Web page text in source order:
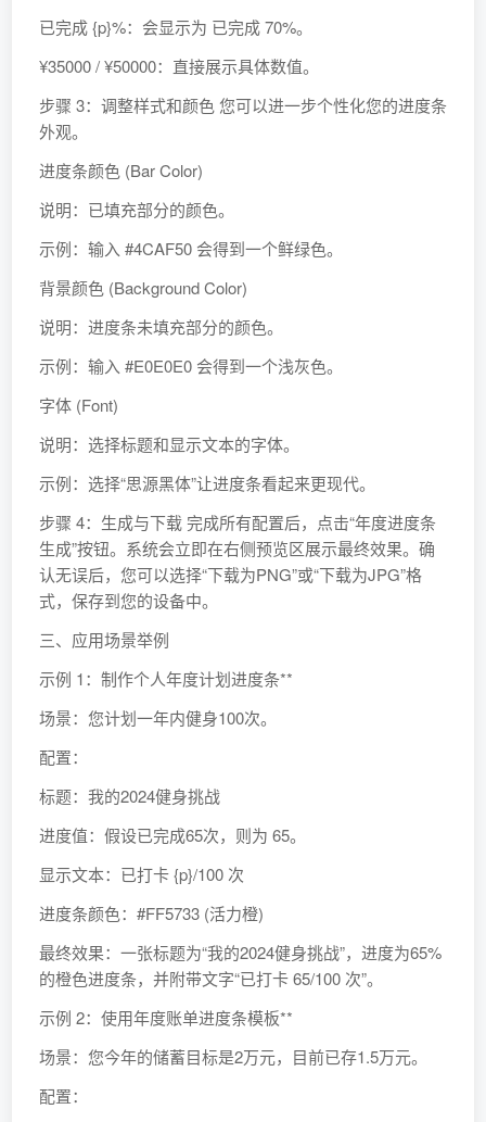
已完成 {p}%：会显示为 已完成 70%。
¥35000 / ¥50000：直接展示具体数值。
步骤 3：调整样式和颜色 您可以进一步个性化您的进度条
外观。
进度条颜色 (Bar Color)
说明：已填充部分的颜色。
示例：输入 #4CAF50 会得到一个鲜绿色。
背景颜色 (Background Color)
说明：进度条未填充部分的颜色。
示例：输入 #E0E0E0 会得到一个浅灰色。
字体 (Font)
说明：选择标题和显示文本的字体。
示例：选择“思源黑体”让进度条看起来更现代。
步骤 4：生成与下载 完成所有配置后，点击“年度进度条
生成”按钮。系统会立即在右侧预览区展示最终效果。确
认无误后，您可以选择“下载为PNG”或“下载为JPG”格
式，保存到您的设备中。
三、应用场景举例
示例 1：制作个人年度计划进度条**
场景：您计划一年内健身100次。
配置：
标题：我的2024健身挑战
进度值：假设已完成65次，则为 65。
显示文本：已打卡 {p}/100 次
进度条颜色：#FF5733 (活力橙)
最终效果：一张标题为“我的2024健身挑战”，进度为65%
的橙色进度条，并附带文字“已打卡 65/100 次”。
示例 2：使用年度账单进度条模板**
场景：您今年的储蓄目标是2万元，目前已存1.5万元。
配置：